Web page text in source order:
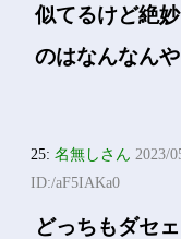
似てるけど絶
のはなんなん
25:名無しさん 2023/
ID:/aF5IAKa0
どっちもダセェ